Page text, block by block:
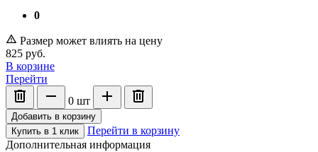
0
Размер может влиять на цену
825 руб.
В корзине
Перейти
0 шт
Добавить в корзину
Купить в 1 клик
Перейти в корзину
Дополнительная информация